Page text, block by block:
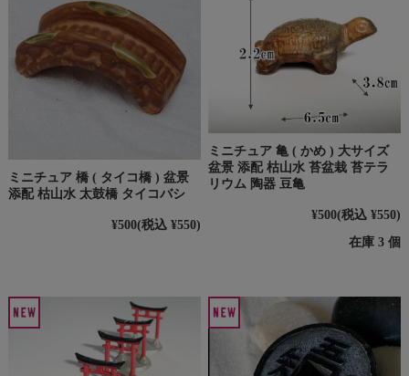
ミニチュア 橋 ( タイコ橋 ) 盆景
添配 枯山水 太鼓橋 タイコバシ
¥500(税込 ¥550)
ミニチュア 亀 ( かめ ) 大サイズ
盆景 添配 枯山水 苔盆栽 苔テラ
リウム 陶器 豆亀
¥500(税込 ¥550)
在庫 3 個